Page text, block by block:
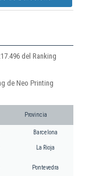
del Ranking
de Neo Printing
Provincia
Barcelona
La Rioja
Pontevedra